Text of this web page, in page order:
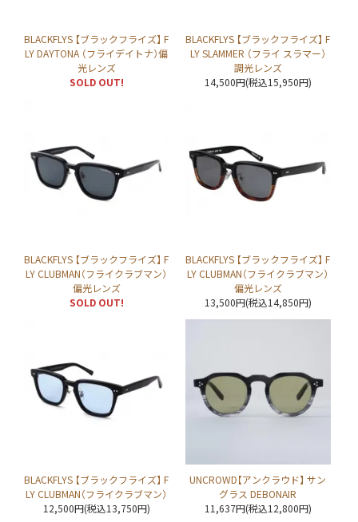
BLACKFLYS 【ブラックフライズ】 F
LY DAYTONA （フライデイトナ）偏
光レンズ
SOLD OUT!
BLACKFLYS 【ブラックフライズ】 F
LY SLAMMER （フライ スラマー）
調光レンズ
14,500円(税込15,950円)
BLACKFLYS 【ブラックフライズ】 F
LY CLUBMAN（フライクラブマン）
偏光レンズ
SOLD OUT!
BLACKFLYS 【ブラックフライズ】 F
LY CLUBMAN（フライクラブマン）
偏光レンズ
13,500円(税込14,850円)
BLACKFLYS 【ブラックフライズ】 F
LY CLUBMAN（フライクラブマン）
12,500円(税込13,750円)
UNCROWD【アンクラウド】 サン
グラス DEBONAIR
11,637円(税込12,800円)